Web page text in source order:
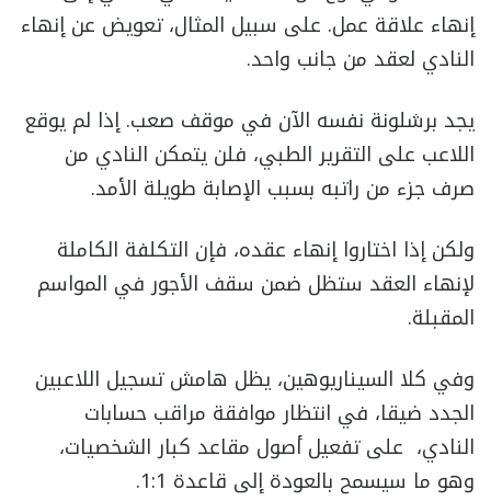
إنهاء علاقة عمل. على سبيل المثال، تعويض عن إنهاء
النادي لعقد من جانب واحد.
يجد برشلونة نفسه الآن في موقف صعب. إذا لم يوقع
اللاعب على التقرير الطبي، فلن يتمكن النادي من
صرف جزء من راتبه بسبب الإصابة طويلة الأمد.
ولكن إذا اختاروا إنهاء عقده، فإن التكلفة الكاملة
لإنهاء العقد ستظل ضمن سقف الأجور في المواسم
المقبلة.
وفي كلا السيناريوهين، يظل هامش تسجيل اللاعبين
الجدد ضيقا، في انتظار موافقة مراقب حسابات
النادي، على تفعيل أصول مقاعد كبار الشخصيات،
وهو ما سيسمح بالعودة إلى قاعدة 1:1.